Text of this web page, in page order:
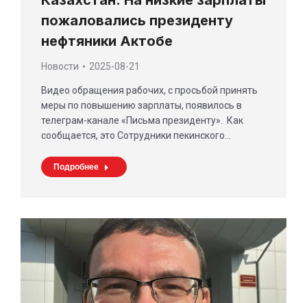
пожаловались президенту
нефтяники Актобе
Новости 2025-08-21
Видео обращения рабочих, с просьбой принять
меры по повышению зарплаты, появилось в
телеграм-канале «Письма президенту». Как
сообщается, это Сотрудники пекинского…
Подробнее